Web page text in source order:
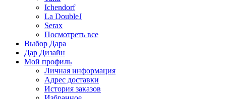
Ichendorf
La DoubleJ
Serax
Посмотреть все
Выбор Дара
Дар Дизайн
Мой профиль
Личная информация
Адрес доставки
История заказов